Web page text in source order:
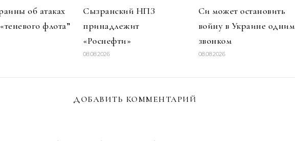
об атаках
флота”
Сызранский НПЗ
принадлежит
«Роснефти»
08.08.2026
Си может остановить
войну в Украине одним
звонком
08.08.2026
ДОБАВИТЬ КОММЕНТАРИЙ